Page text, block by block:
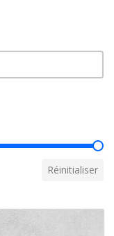
Réinitialiser